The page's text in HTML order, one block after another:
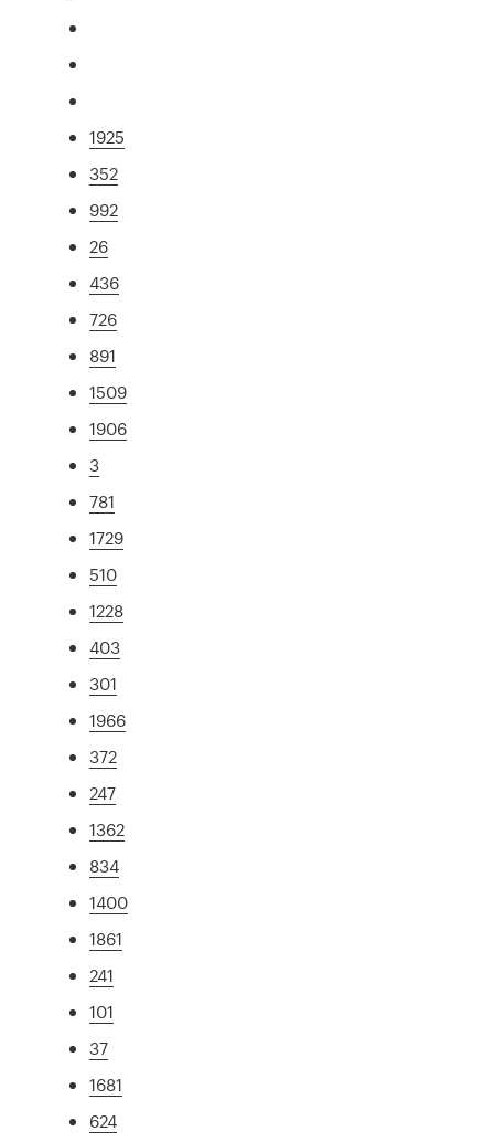
1925
352
992
26
436
726
891
1509
1906
3
781
1729
510
1228
403
301
1966
372
247
1362
834
1400
1861
241
101
37
1681
624